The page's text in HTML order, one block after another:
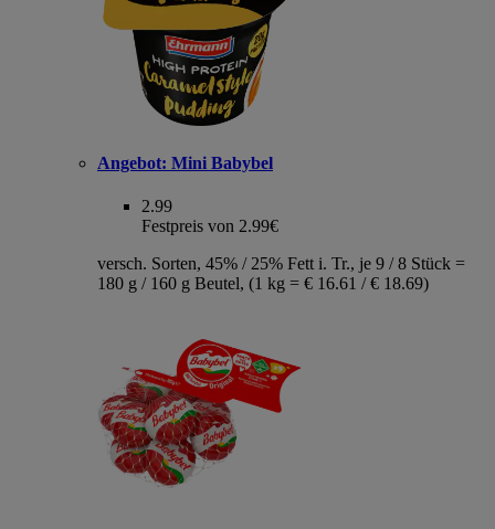
Angebot: Mini Babybel
2.99
Festpreis von 2.99€
versch. Sorten, 45% / 25% Fett i. Tr., je 9 / 8 Stück =
180 g / 160 g Beutel, (1 kg = € 16.61 / € 18.69)